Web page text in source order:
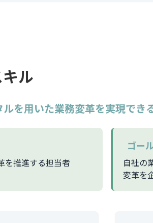
ル
を用いた業務変革を実現でき
を推進する担当者
ゴー
自社の
変革を